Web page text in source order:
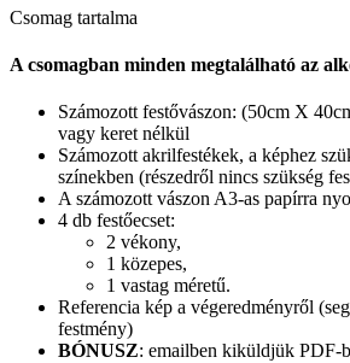
Csomag tartalma
A csomagban minden megtalálható az
Számozott festővászon: (50cm X
vagy keret nélkül
Számozott akrilfestékek, a képhez
színekben (részedről nincs szükség
A számozott vászon A3-as papírra
4 db festőecset:
2 vékony,
1 közepes,
1 vastag méretű.
Referencia kép a végeredményről
festmény)
BÓNUSZ: emailben kiküldjük PDF-